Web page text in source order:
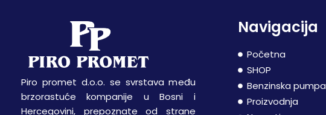
Piro promet d.o.o. se svrstava među
brzorastuće kompanije u Bosni i
Hercegovini, prepoznate od strane
Navigacija
Početna
SHOP
Benzinska pumpa
Proizvodnja